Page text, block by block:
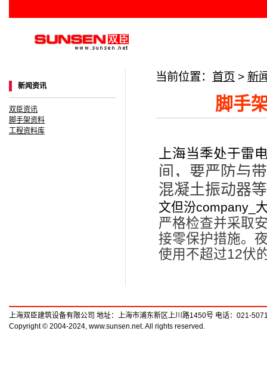
新闻资讯
双臣资讯
脚手架资料
工程资料库
当前位置： 首页 > 新
脚手
上海当季处于雷
间，要严防与
混凝土振动器
文但汾company_
严格检查并采取
接零保护措施。
使用不超过12伏
上海双臣建筑设备有限公司 地址：上海市浦东新区上川路1450号 电话：021-
Copyright © 2004-2024, www.sunsen.net. All rights reserved.